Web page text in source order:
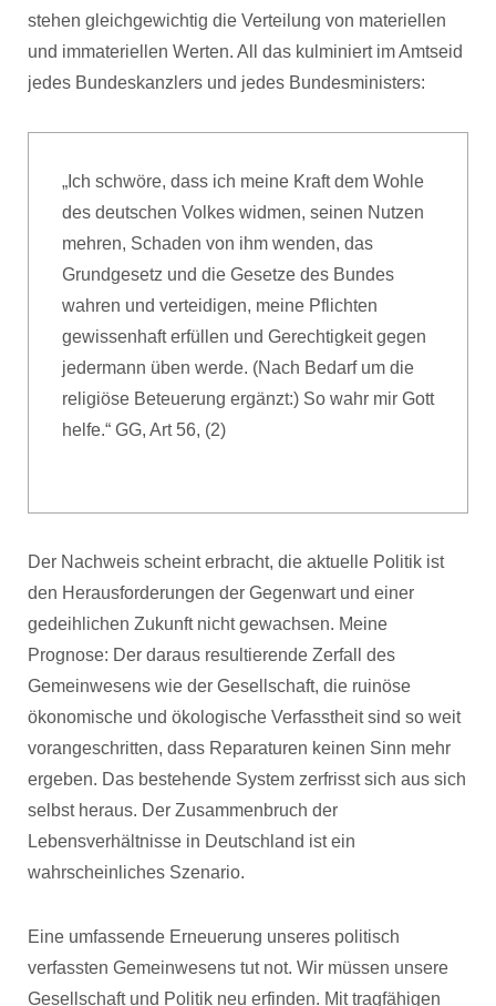
stehen gleichgewichtig die Verteilung von materiellen
und immateriellen Werten. All das kulminiert im Amtseid
jedes Bundeskanzlers und jedes Bundesministers:
„Ich schwöre, dass ich meine Kraft dem Wohle
des deutschen Volkes widmen, seinen Nutzen
mehren, Schaden von ihm wenden, das
Grundgesetz und die Gesetze des Bundes
wahren und verteidigen, meine Pflichten
gewissenhaft erfüllen und Gerechtigkeit gegen
jedermann üben werde. (Nach Bedarf um die
religiöse Beteuerung ergänzt:) So wahr mir Gott
helfe.“ GG, Art 56, (2)
Der Nachweis scheint erbracht, die aktuelle Politik ist
den Herausforderungen der Gegenwart und einer
gedeihlichen Zukunft nicht gewachsen. Meine
Prognose: Der daraus resultierende Zerfall des
Gemeinwesens wie der Gesellschaft, die ruinöse
ökonomische und ökologische Verfasstheit sind so weit
vorangeschritten, dass Reparaturen keinen Sinn mehr
ergeben. Das bestehende System zerfrisst sich aus sich
selbst heraus. Der Zusammenbruch der
Lebensverhältnisse in Deutschland ist ein
wahrscheinliches Szenario.
Eine umfassende Erneuerung unseres politisch
verfassten Gemeinwesens tut not. Wir müssen unsere
Gesellschaft und Politik neu erfinden. Mit tragfähigen